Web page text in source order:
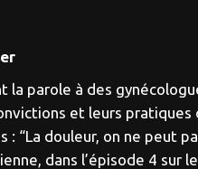
la parole à des
et leurs pratiques
“La douleur, on ne peut
dans l’épisode 4 sur